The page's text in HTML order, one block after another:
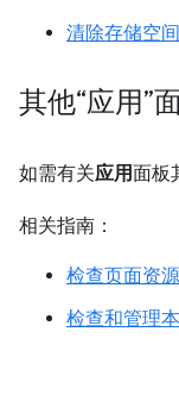
清除存储空间
其他“应用”
如需有关应用面板
相关指南：
检查页面资源
检查和管理